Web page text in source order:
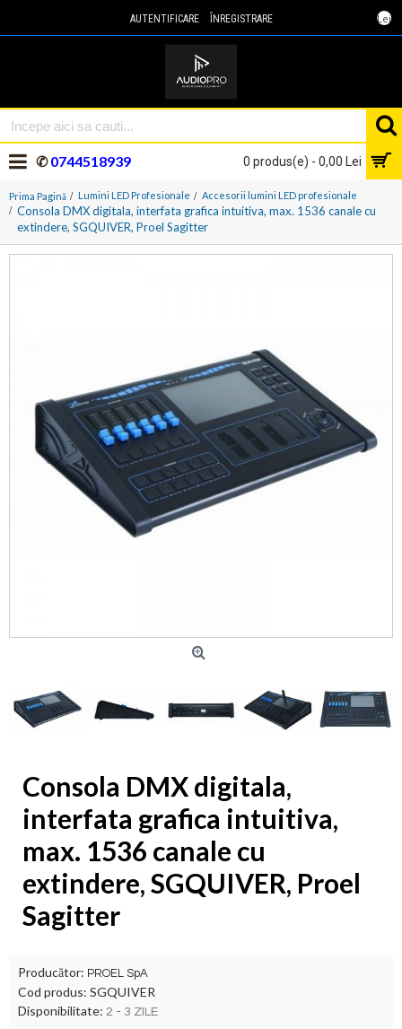
Lei
AUTENTIFICARE ÎNREGISTRARE
0 produs(e) - 0,00 Lei
✆0744518939
Prima Pagină Lumini LED Profesionale Accesorii lumini LED profesionale
Consola DMX digitala, interfata grafica intuitiva, max. 1536 canale cu
extindere, SGQUIVER, Proel Sagitter
Consola DMX digitala,
interfata grafica intuitiva,
max. 1536 canale cu
extindere, SGQUIVER, Proel
Sagitter
Producător: PROEL SpA
Cod produs: SGQUIVER
Disponibilitate: 2 - 3 ZILE